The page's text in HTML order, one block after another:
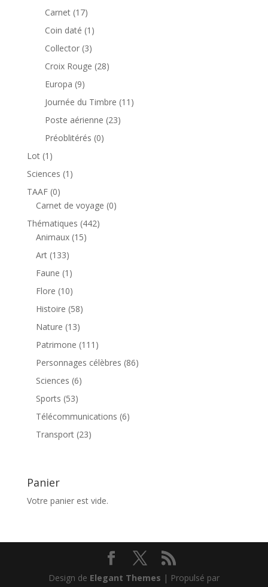
Carnet 1717
produits
Coin daté 1 1
produit
Collector 33
produits
Croix Rouge 2828
Europa 99
produits
Journée du Timbre 11 11
Poste aérienne 2323
Préoblitérés 00
Lot 1 1
produit
Sciences 1 1
TAAF 00
produit
Carnet de voyage 00
Thématiques 442442
Animaux 1515
Art 133133
produits
Faune 1 1
produit
Flore 1010
produits
Histoire 5858
Nature 1313
produits
Patrimone 111 111
produits
Personnages célèbres 8686
Sciences 66
Sports 5353
produits
Télécommunications 66
Transport 2323
Panier
Votre panier est vide.
Design de Elegant Themes | Propulsé par